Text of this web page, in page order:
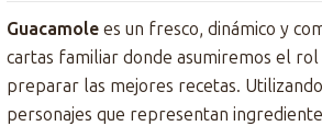
Guacamole es un fresco, dinámico y
cartas familiar donde asumiremos el
preparar las mejores recetas.
personajes que representan